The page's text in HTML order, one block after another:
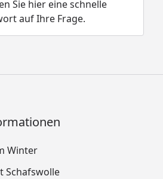
Sie hier eine schnelle
auf Ihre Frage.
Winter
Schafswolle